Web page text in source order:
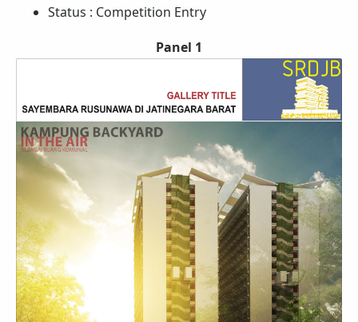
Status : Competition Entry
Panel 1